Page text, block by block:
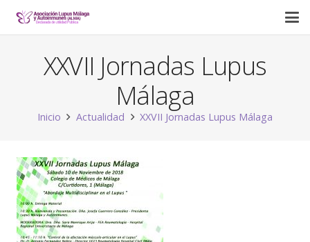
XXVII Jornadas Lupus
Málaga
Inicio Actualidad XXVII Jornadas Lupus Málaga